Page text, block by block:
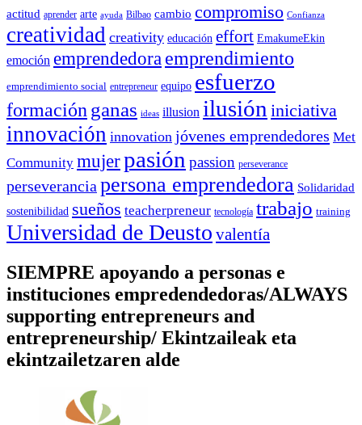
actitud aprender arte ayuda Bilbao cambio compromiso Confianza
creatividad creativity educación effort EmakumeEkin
emoción emprendedora emprendimiento
emprendimiento social entrepreneur equipo esfuerzo
formación ganas ideas illusion ilusión iniciativa
innovación innovation jóvenes emprendedores Met
Community mujerpasión passion perseverance
perseverancia persona emprendedora Solidaridad
sostenibilidad sueños teacherpreneur tecnología trabajo training
Universidad de Deusto valentía
SIEMPRE apoyando a personas e
instituciones empredendedoras/ALWAYS
supporting entrepreneurs and
entrepreneurship/ Ekintzaileak eta
ekintzailetzaren alde